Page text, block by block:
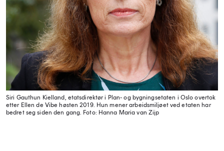
Siri Gauthun Kielland, etatsdirektør i Plan- og bygningsetaten i Oslo overtok
etter Ellen de Vibe høsten 2019. Hun mener arbeidsmiljøet ved etaten har
bedret seg siden den gang. Foto: Hanna Maria van Zijp